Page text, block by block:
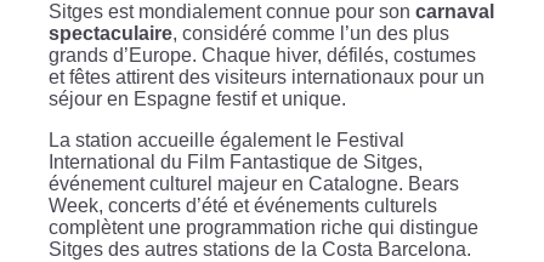
Sitges est mondialement connue pour son carnaval
spectaculaire, considéré comme l’un des plus
grands d’Europe. Chaque hiver, défilés, costumes
et fêtes attirent des visiteurs internationaux pour un
séjour en Espagne festif et unique.
La station accueille également le Festival
International du Film Fantastique de Sitges,
événement culturel majeur en Catalogne. Bears
Week, concerts d’été et événements culturels
complètent une programmation riche qui distingue
Sitges des autres stations de la Costa Barcelona.